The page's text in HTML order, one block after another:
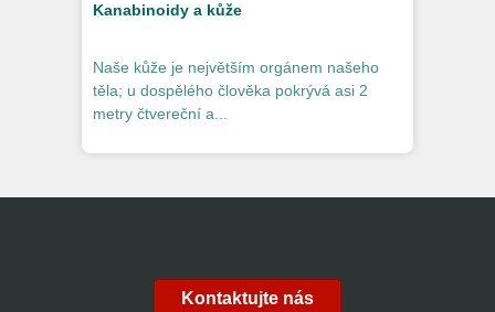
Kanabinoidy a kůže
Naše kůže je největším orgánem našeho
těla; u dospělého člověka pokrývá asi 2
metry čtvereční a...
Kontaktujte nás